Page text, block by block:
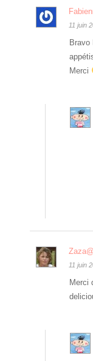
11 juin
Bravo
Merci
11 juin
Merci